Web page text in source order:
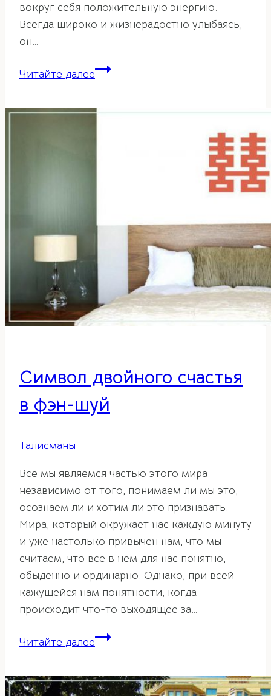
вокруг себя положительную энергию.
Всегда широко и жизнерадостно улыбаясь,
он…
Читайте далееХотей
Символ двойного счастья
в фэн-шуй
Талисманы
Все мы являемся частью этого мира
независимо от того, понимаем ли мы это,
осознаем ли и хотим ли это признавать.
Мира, который окружает нас каждую минуту
и уже настолько привычен нам, что мы
считаем, что все в нем для нас понятно,
обыденно и ординарно. Однако, при всей
кажущейся нам понятности, когда
происходит что-то выходящее за…
Читайте далееСимвол
в